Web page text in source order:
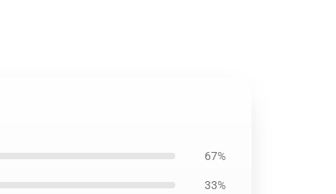
67%
33%